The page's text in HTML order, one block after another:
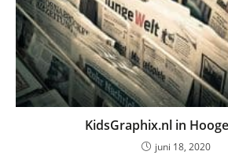
KidsGraphix.nl in
juni 18, 2020